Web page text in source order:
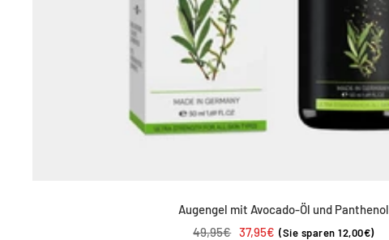
Augengel mit Avocado-Öl und Panthenol
Angebotspreis
37,95€
Regulärer
49,95€ (Sie sparen 12,00€)